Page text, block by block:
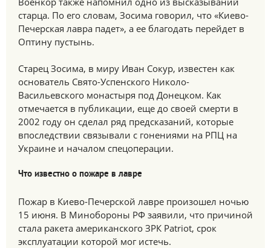
старца. По его словам, Зосима говорил, что «Киево-
Печерская лавра падет», а ее благодать перейдет в
Оптину пустынь.
Старец Зосима, в миру Иван Сокур, известен как
основатель Свято-Успенского Николо-
Васильевского монастыря под Донецком. Как
отмечается в публикации, еще до своей смерти в
2002 году он сделал ряд предсказаний, которые
впоследствии связывали с гонениями на РПЦ на
Украине и началом спецоперации.
Что известно о пожаре в лавре
Пожар в Киево-Печерской лавре произошел ночью
15 июня. В Минобороны РФ заявили, что причиной
стала ракета американского ЗРК Patriot, срок
эксплуатации которой мог истечь.